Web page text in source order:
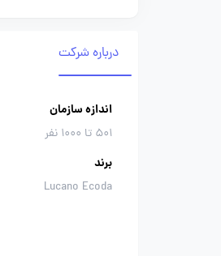
درباره شرکت
اندازه سازمان
501 تا 1000 نفر
برند
Lucano Ecoda